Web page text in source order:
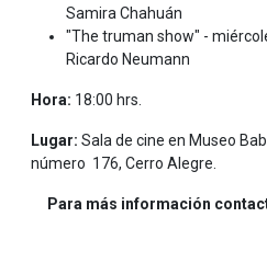
Samira Chahuán
"The truman show" -
Ricardo Neumann
Hora: 18:00 hrs.
Lugar: Sala de cine en Museo
número 176, Cerro Alegre.
Para más información